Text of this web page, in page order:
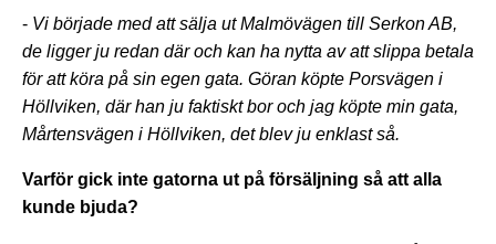
- Vi började med att sälja ut Malmövägen till Serkon AB,
de ligger ju redan där och kan ha nytta av att slippa betala
för att köra på sin egen gata. Göran köpte Porsvägen i
Höllviken, där han ju faktiskt bor och jag köpte min gata,
Mårtensvägen i Höllviken, det blev ju enklast så.
Varför gick inte gatorna ut på försäljning så att alla
kunde bjuda?